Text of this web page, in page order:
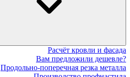
Расчёт кровли и фасада
Вам предложили дешевле?
Продольно-поперечная резка металла